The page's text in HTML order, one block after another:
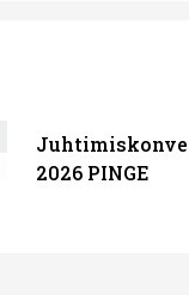
2026 PINGE